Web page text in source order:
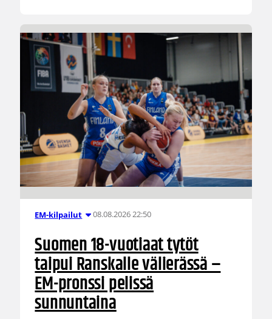
EM-kilpailut 08.08.2026 22:50
Suomen 18-vuotiaat tytöt
taipui Ranskalle välierässä –
EM-pronssi pelissä
sunnuntaina